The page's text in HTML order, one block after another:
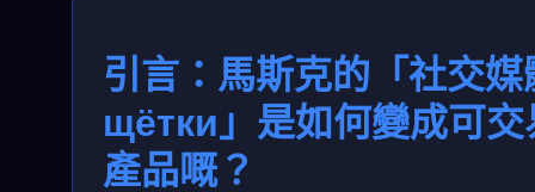
引言：馬斯克的「社交媒
щётки」是如何變成可交
產品嘅？